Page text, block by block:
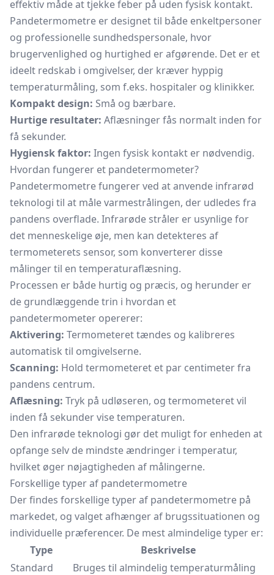
effektiv måde at tjekke feber på uden fysisk kontakt.
Pandetermometre er designet til både enkeltpersoner
og professionelle sundhedspersonale, hvor
brugervenlighed og hurtighed er afgørende. Det er et
ideelt redskab i omgivelser, der kræver hyppig
temperaturmåling, som f.eks. hospitaler og klinikker.
Kompakt design: Små og bærbare.
Hurtige resultater: Aflæsninger fås normalt inden for
få sekunder.
Hygiensk faktor: Ingen fysisk kontakt er nødvendig.
Hvordan fungerer et pandetermometer?
Pandetermometre fungerer ved at anvende infrarød
teknologi til at måle varmestrålingen, der udledes fra
pandens overflade. Infrarøde stråler er usynlige for
det menneskelige øje, men kan detekteres af
termometerets sensor, som konverterer disse
målinger til en temperaturaflæsning.
Processen er både hurtig og præcis, og herunder er
de grundlæggende trin i hvordan et
pandetermometer opererer:
Aktivering: Termometeret tændes og kalibreres
automatisk til omgivelserne.
Scanning: Hold termometeret et par centimeter fra
pandens centrum.
Aflæsning: Tryk på udløseren, og termometeret vil
inden få sekunder vise temperaturen.
Den infrarøde teknologi gør det muligt for enheden at
opfange selv de mindste ændringer i temperatur,
hvilket øger nøjagtigheden af målingerne.
Forskellige typer af pandetermometre
Der findes forskellige typer af pandetermometre på
markedet, og valget afhænger af brugssituationen og
individuelle præferencer. De mest almindelige typer er:
Type
Beskrivelse
Standard
Bruges til almindelig temperaturmåling